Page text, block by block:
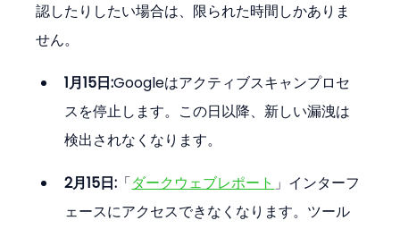
認したりしたい場合は、限られた時間しかありま
せん。
1月15日:Googleはアクティブスキャンプロセ
スを停止します。この日以降、新しい漏洩は
検出されなくなります。
2月15日: 「ダークウェブレポート 」インターフ
ェースにアクセスできなくなります。ツール